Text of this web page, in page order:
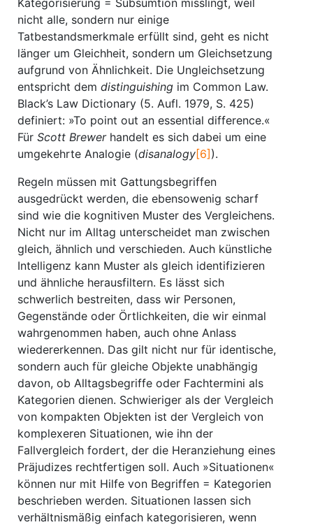
Kategorisierung = Subsumtion misslingt, weil
nicht alle, sondern nur einige
Tatbestandsmerkmale erfüllt sind, geht es nicht
länger um Gleichheit, sondern um Gleichsetzung
aufgrund von Ähnlichkeit. Die Ungleichsetzung
entspricht dem distinguishing im Common Law.
Black’s Law Dictionary (5. Aufl. 1979, S. 425)
definiert: »To point out an essential difference.«
Für Scott Brewerhandelt es sich dabei um eine
umgekehrte Analogie (disanalogy[6] ).
Regeln müssen mit Gattungsbegriffen
ausgedrückt werden, die ebensowenig scharf
sind wie die kognitiven Muster des Vergleichens.
Nicht nur im Alltag unterscheidet man zwischen
gleich, ähnlich und verschieden. Auch künstliche
Intelligenz kann Muster als gleich identifizieren
und ähnliche herausfiltern. Es lässt sich
schwerlich bestreiten, dass wir Personen,
Gegenstände oder Örtlichkeiten, die wir einmal
wahrgenommen haben, auch ohne Anlass
wiedererkennen. Das gilt nicht nur für identische,
sondern auch für gleiche Objekte unabhängig
davon, ob Alltagsbegriffe oder Fachtermini als
Kategorien dienen. Schwieriger als der Vergleich
von kompakten Objekten ist der Vergleich von
komplexeren Situationen, wie ihn der
Fallvergleich fordert, der die Heranziehung eines
Präjudizes rechtfertigen soll. Auch »Situationen«
können nur mit Hilfe von Begriffen = Kategorien
beschrieben werden. Situationen lassen sich
verhältnismäßig einfach kategorisieren, wenn